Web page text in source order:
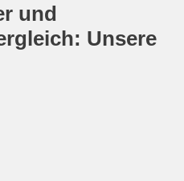
und
Unsere